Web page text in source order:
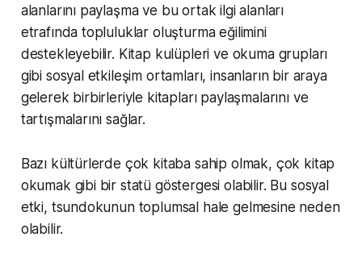
alanlarını paylaşma ve bu ortak ilgi alanları
etrafında topluluklar oluşturma eğilimini
destekleyebilir. Kitap kulüpleri ve okuma grupları
gibi sosyal etkileşim ortamları, insanların bir araya
gelerek birbirleriyle kitapları paylaşmalarını ve
tartışmalarını sağlar.
Bazı kültürlerde çok kitaba sahip olmak, çok kitap
okumak gibi bir statü göstergesi olabilir. Bu sosyal
etki, tsundokunun toplumsal hale gelmesine neden
olabilir.